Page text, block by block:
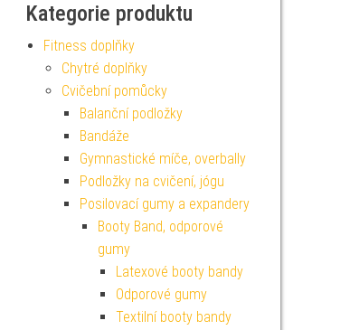
Kategorie produktu
Fitness doplňky
Chytré doplňky
Cvičební pomůcky
Balanční podložky
Bandáže
Gymnastické míče, overbally
Podložky na cvičení, jógu
Posilovací gumy a expandery
Booty Band, odporové
gumy
Latexové booty bandy
Odporové gumy
Textilní booty bandy